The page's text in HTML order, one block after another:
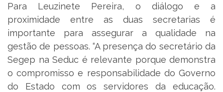
Para Leuzinete Pereira, o diálogo e a
proximidade entre as duas secretarias é
importante para assegurar a qualidade na
gestão de pessoas. “A presença do secretário da
Segep na Seduc é relevante porque demonstra
o compromisso e responsabilidade do Governo
do Estado com os servidores da educação.